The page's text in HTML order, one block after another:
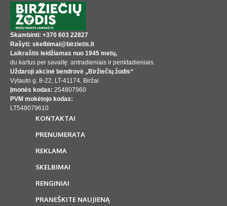
Skambinti: +370 603 22827
Rašyti: skelbimai@birzietis.lt
Laikraštis leidžiamas nuo 1945 metų,
du kartus per savaitę: antradieniais ir penktadieniais.
Uždaroji akcinė bendrovė „Biržiečių žodis“
Vytauto g. 8-22, LT-41174. Biržai
Įmonės kodas: 254807960
PVM mokėtojo kodas:
LT548079610
KONTAKTAI
PRENUMERATA
REKLAMA
SKELBIMAI
RENGINIAI
PRANEŠKITE NAUJIENĄ